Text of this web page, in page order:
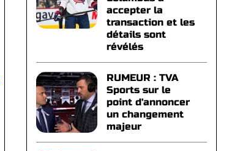
accepter la
transaction et les
détails sont
révélés
RUMEUR : TVA
Sports sur le
point d'annoncer
un changement
majeur